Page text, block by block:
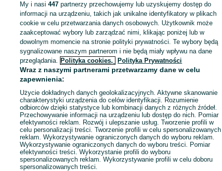
Mapa ministron
Popularne wyszukiwania
My i nasi447 partnerzy przechowujemy lub uzyskujemy dostęp do
informacji na urządzeniu, takich jak unikalne identyfikatory w plikach
cookie w celu przetwarzania danych osobowych. Użytkownik może
zaakceptować wybory lub zarządzać nimi, klikając poniżej lub w
dowolnym momencie na stronie polityki prywatności. Te wybory będą
sygnalizowane naszym partnerom i nie będą miały wpływu na dane
przeglądania. Polityka cookies, Polityka Prywatności
Wraz z naszymi partnerami przetwarzamy dane w celu
zapewnienia:
Użycie dokładnych danych geolokalizacyjnych. Aktywne skanowanie
charakterystyki urządzenia do celów identyfikacji. Rozumienie
odbiorców dzięki statystyce lub kombinacji danych z różnych źródeł.
Przechowywanie informacji na urządzeniu lub dostęp do nich. Pomiar
efektywności reklam. Rozwój i ulepszanie usług. Tworzenie profili w
celu personalizacji treści. Tworzenie profili w celu spersonalizowanych
reklam. Wykorzystywanie ograniczonych danych do wyboru reklam.
Wykorzystywanie ograniczonych danych do wyboru treści. Pomiar
efektywności treści. Wykorzystanie profili do wyboru
spersonalizowanych reklam. Wykorzystywanie profili w celu doboru
spersonalizowanych treści.